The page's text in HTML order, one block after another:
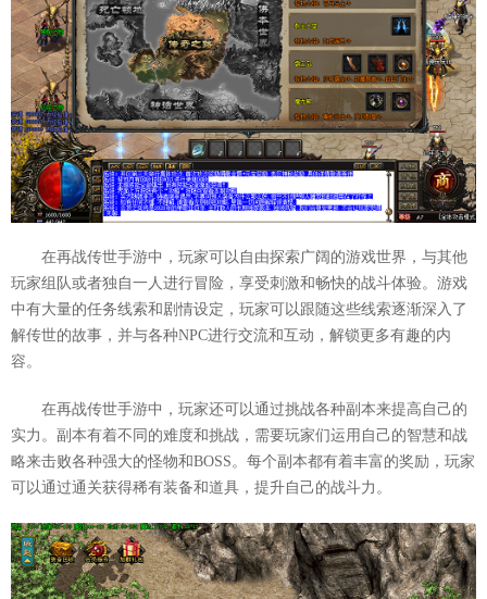
在再战传世手游中，玩家可以自由探索广阔的游戏世界，与其他
玩家组队或者独自一人进行冒险，享受刺激和畅快的战斗体验。游戏
中有大量的任务线索和剧情设定，玩家可以跟随这些线索逐渐深入了
解传世的故事，并与各种NPC进行交流和互动，解锁更多有趣的内
容。
在再战传世手游中，玩家还可以通过挑战各种副本来提高自己的
实力。副本有着不同的难度和挑战，需要玩家们运用自己的智慧和战
略来击败各种强大的怪物和BOSS。每个副本都有着丰富的奖励，玩家
可以通过通关获得稀有装备和道具，提升自己的战斗力。